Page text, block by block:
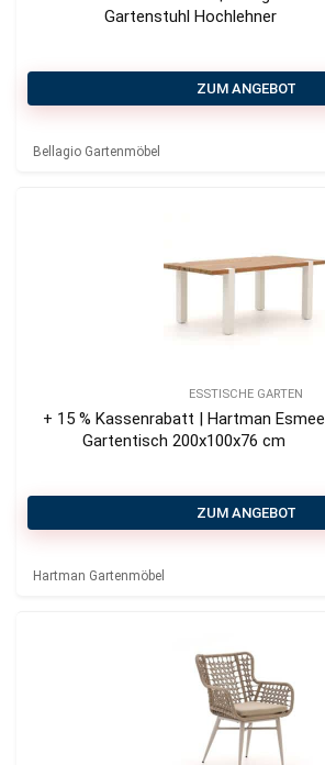
Gartenstuhl Hochlehner
ZUM ANGEBOT
Bellagio Gartenmöbel
ESSTISCHE GARTEN
+ 15 % Kassenrabatt | Hartman Esmee
Gartentisch 200x100x76 cm
ZUM ANGEBOT
Hartman Gartenmöbel